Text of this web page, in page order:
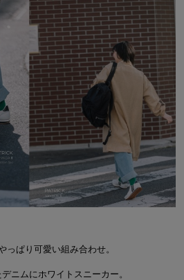
っぱり可愛い組み合わせ。
ニムにホワイトスニーカー。